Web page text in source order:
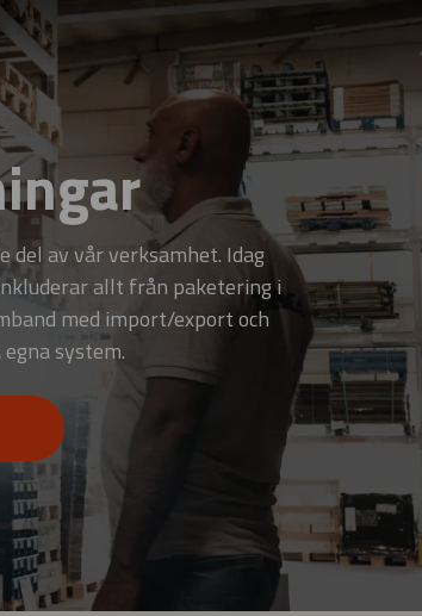
del av vår verksamhet. Idag
allt från paketering i
med import/export och
system.